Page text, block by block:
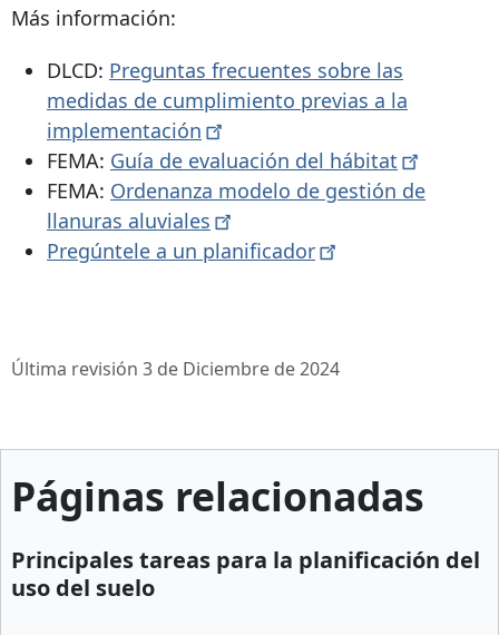
Más información:
DLCD: Preguntas frecuentes sobre las
medidas de cumplimiento previas a la
implementación
FEMA: Guía de evaluación del hábitat
FEMA: Ordenanza modelo de gestión de
llanuras aluviales
Pregúntele a un planificador
Última revisión 3 de Diciembre de 2024
Páginas relacionadas
Principales tareas para la planificación del
uso del suelo